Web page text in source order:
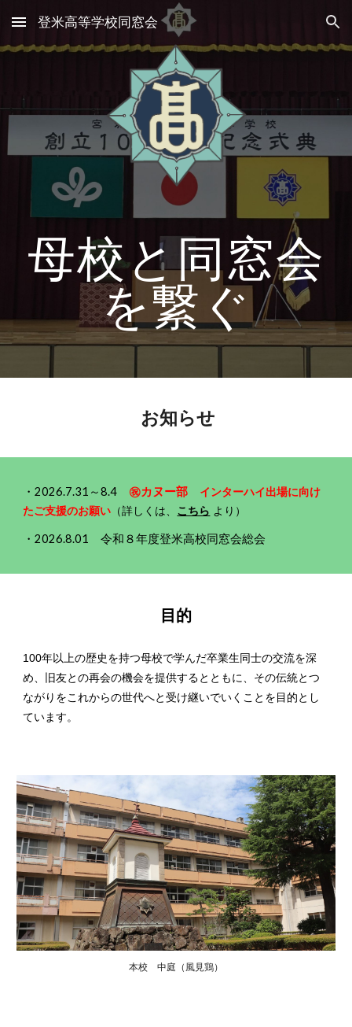
Skip to main content Skip to navigation
登米高等学校同窓会
母校と同窓会
を繋ぐ
お知らせ
・2026.7.31～8.4 ㊗カヌー部 インターハイ出場に向け
たご支援のお願い （詳しくは、 こちら より）
・2026.8.01 令和８年度登米高校同窓会総会
目的
100年以上の歴史を持つ母校で学んだ卒業生同士の交流を深
め、旧友との再会の機会を提供するとともに、その伝統とつ
ながりをこれからの世代へと受け継いでいくことを目的とし
ています。
本校 中庭（風見鶏）